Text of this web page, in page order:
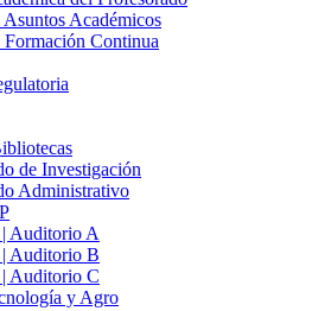
Académicos
Continua
de Investigación
Administrativo
Auditorio A
Auditorio B
Auditorio C
y Agro